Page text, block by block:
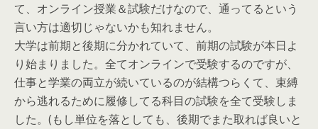
て、オンライン授業＆試験だけなので、通ってるという
言い方は適切じゃないかも知れません。
大学は前期と後期に分かれていて、前期の試験が本日よ
り始まりました。全てオンラインで受験するのですが、
仕事と学業の両立が続いているのが結構つらくて、束縛
から逃れるために履修してる科目の試験を全て受験しま
した。(もし単位を落としても、後期でまた取れば良いと